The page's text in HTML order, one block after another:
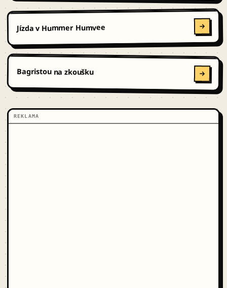
Jízda v Hummer Humvee
Bagristou na zkoušku
REKLAMA